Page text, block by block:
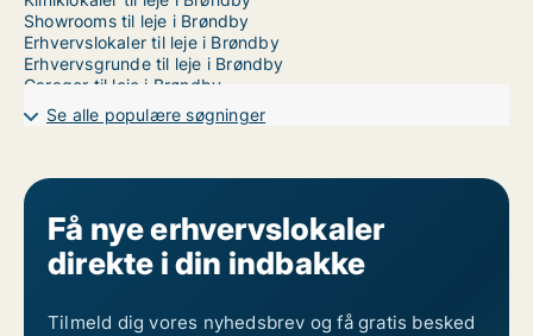
Showrooms til leje i Brøndby
Erhvervslokaler til leje i Brøndby
Erhvervsgrunde til leje i Brøndby
Garager til leje i Brøndby
Værkstedslokaler til leje i København
Se alle populære søgninger
Få nye erhvervslokaler
direkte i din indbakke
Tilmeld dig vores nyhedsbrev og få gratis besked